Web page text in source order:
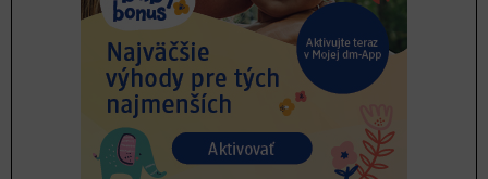
lesklo. Pri filmovom líčení sa pritom pre tú-ktorú
herečku vytvára dokonalý odtieň na mieru. Doma je
najlepšie použiť nude rúž, ktorý je čo najpodobnejší
vlastnej farbe pier, akurát len o niečo intenzívnejší.
Prstami ho nanesieme na pery tak, aby línie pier neboli
zvýraznené natvrdo. Vďaka tomuto procesu bude
zloženie rúžu vyzerať aj o niečo matnejšie.